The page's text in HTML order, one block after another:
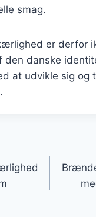
smag.
er derfor
den danske
at udvikle sig og